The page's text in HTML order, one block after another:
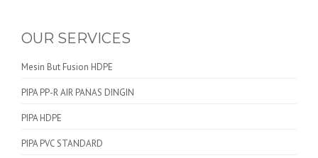
OUR SERVICES
Mesin But Fusion HDPE
PIPA PP-R AIR PANAS DINGIN
PIPA HDPE
PIPA PVC STANDARD